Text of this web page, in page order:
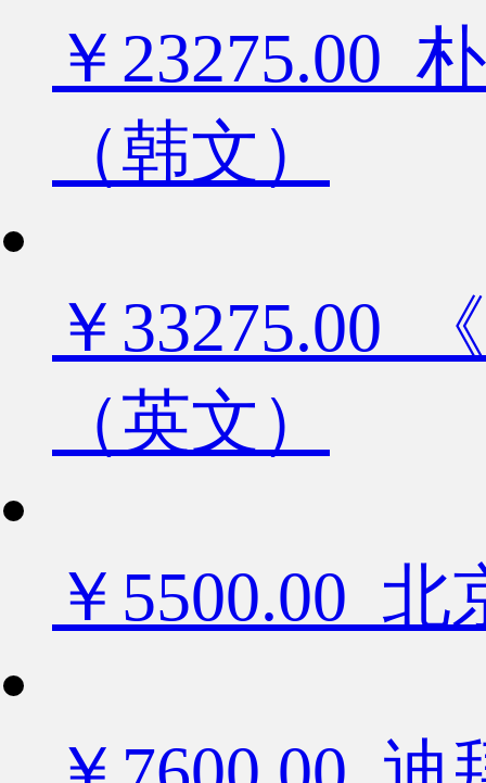
￥23275.00
（韩文）
￥33275.00
（英文）
￥5500.00